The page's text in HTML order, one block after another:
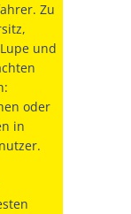
Zu
und
oder
in